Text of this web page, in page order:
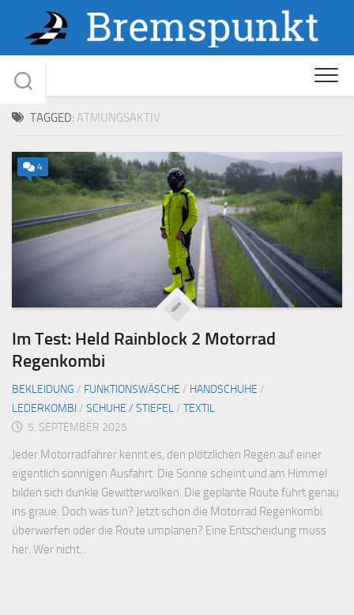
content
TAGGED:ATMUNGSAKTIV
4
Im Test: Held Rainblock 2 Motorrad
Regenkombi
BEKLEIDUNG / FUNKTIONSWÄSCHE / HANDSCHUHE /
LEDERKOMBI / SCHUHE / STIEFEL/ TEXTIL
5. SEPTEMBER 2025
Jeder Motorradfahrer kennt es, den plötzlichen Regen auf einer
eigentlich sonnigen Ausfahrt. Die Sonne scheint und am Himmel
bilden sich dunkle Gewitterwolken. Die geplante Route führt genau
ins graue. Doch was tun? Jetzt schon die Motorrad Regenkombi
überwerfen oder die Route umplanen? Eine Entscheidung muss
her. Wer nicht...